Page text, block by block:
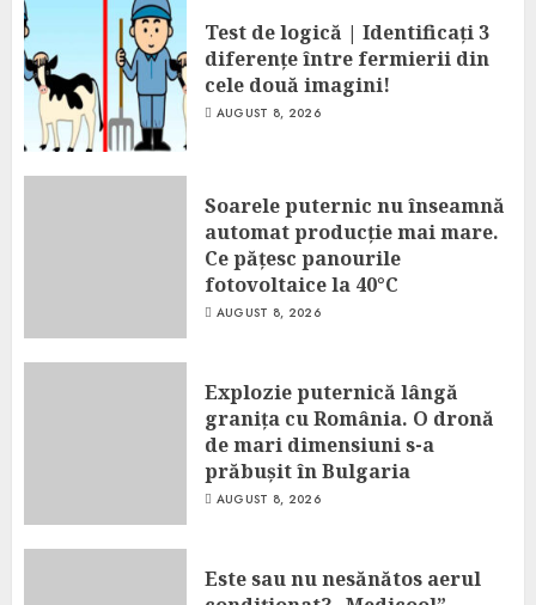
Test de logică | Identificați 3
diferențe între fermierii din
cele două imagini!
AUGUST 8, 2026
Soarele puternic nu înseamnă
automat producție mai mare.
Ce pățesc panourile
fotovoltaice la 40°C
AUGUST 8, 2026
Explozie puternică lângă
granița cu România. O dronă
de mari dimensiuni s-a
prăbușit în Bulgaria
AUGUST 8, 2026
Este sau nu nesănătos aerul